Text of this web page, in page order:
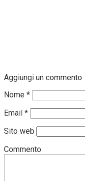
Aggiungi un commento
Nome *
Email *
Sito web
Commento